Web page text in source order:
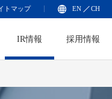
トマップ EN CH
IR情報 採用情報